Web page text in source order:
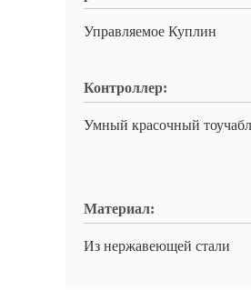
Управляемое Куплин
Контроллер:
Умный красочный
Материал:
Из нержавеющей стали